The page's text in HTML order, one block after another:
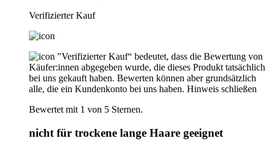
Verifizierter Kauf
"Verifizierter Kauf“ bedeutet, dass die Bewertung von
Käufer:innen abgegeben wurde, die dieses Produkt tatsächlich
bei uns gekauft haben. Bewerten können aber grundsätzlich
alle, die ein Kundenkonto bei uns haben. Hinweis schließen
Bewertet mit 1 von 5 Sternen.
nicht für trockene lange Haare geeignet